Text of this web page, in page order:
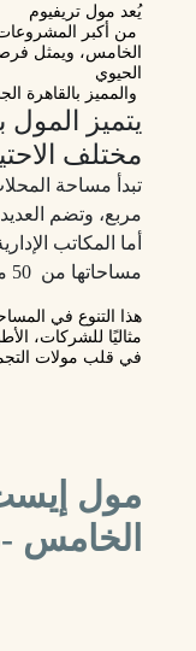
يُعد مول تريفيوم
من أكبر
الخامس، ويمثل
الحيوي
والمميز بالقاهرة
يتميز المول
مختلف
مربع، وتضم
أما المكاتب
مساحاتها من 50 متر مربع كحد أدنى
هذا التنوع في
مثاليًا للشركات،
في قلب مولات
مول
الخامس -5